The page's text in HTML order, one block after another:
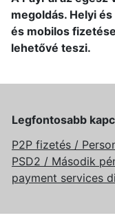
megoldás. Helyi
és mobilos
lehetővé teszi.
Legfontosabb
P2P fizetés /
PSD2 / Második
payment services